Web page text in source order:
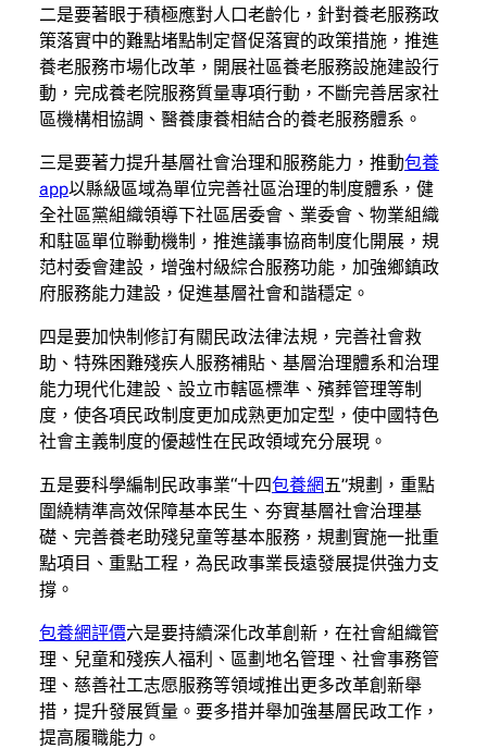
二是要著眼于積極應對人口老齡化，針對養老服務政
策落實中的難點堵點制定督促落實的政策措施，推進
養老服務市場化改革，開展社區養老服務設施建設行
動，完成養老院服務質量專項行動，不斷完善居家社
區機構相協調、醫養康養相結合的養老服務體系。
三是要著力提升基層社會治理和服務能力，推動包養
app以縣級區域為單位完善社區治理的制度體系，健
全社區黨組織領導下社區居委會、業委會、物業組織
和駐區單位聯動機制，推進議事協商制度化開展，規
范村委會建設，增強村級綜合服務功能，加強鄉鎮政
府服務能力建設，促進基層社會和諧穩定。
四是要加快制修訂有關民政法律法規，完善社會救
助、特殊困難殘疾人服務補貼、基層治理體系和治理
能力現代化建設、設立市轄區標準、殯葬管理等制
度，使各項民政制度更加成熟更加定型，使中國特色
社會主義制度的優越性在民政領域充分展現。
五是要科學編制民政事業“十四包養網 五”規劃，重點
圍繞精準高效保障基本民生、夯實基層社會治理基
礎、完善養老助殘兒童等基本服務，規劃實施一批重
點項目、重點工程，為民政事業長遠發展提供強力支
撐。
包養網評價六是要持續深化改革創新，在社會組織管
理、兒童和殘疾人福利、區劃地名管理、社會事務管
理、慈善社工志愿服務等領域推出更多改革創新舉
措，提升發展質量。要多措并舉加強基層民政工作，
提高履職能力。